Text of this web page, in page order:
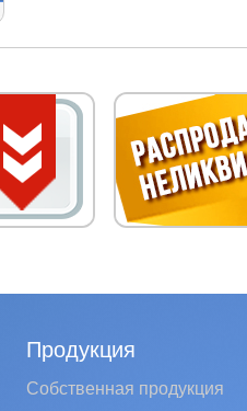
Продукция
Собственная продукция